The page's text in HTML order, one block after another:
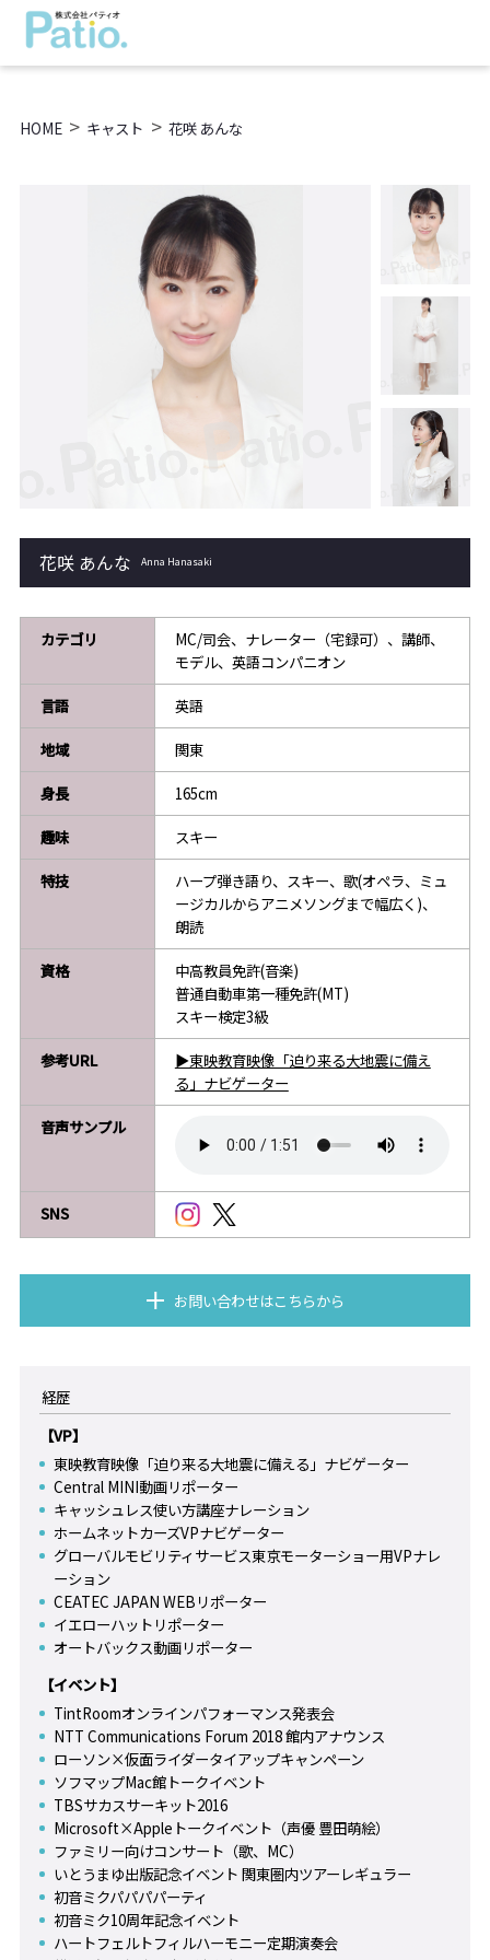
HOME > キャスト > 花咲 あんな
花咲 あんな Anna Hanasaki
カテゴリ
MC/司会、ナレーター（宅録可）、講師、
モデル、英語コンパニオン
言語
英語
地域
関東
身長
165cm
趣味
スキー
特技
ハープ弾き語り、スキー、歌(オペラ、ミュ
ージカルからアニメソングまで幅広く)、
朗読
資格
中高教員免許(音楽)
普通自動車第一種免許(MT)
スキー検定3級
参考URL
▶東映教育映像「迫り来る大地震に備え
る」ナビゲーター
音声サンプル
SNS
お問い合わせはこちらから
経歴
【VP】
東映教育映像「迫り来る大地震に備える」ナビゲーター
Central MINI動画リポーター
キャッシュレス使い方講座ナレーション
ホームネットカーズVPナビゲーター
グローバルモビリティサービス東京モーターショー用VPナレ
ーション
CEATEC JAPAN WEBリポーター
イエローハットリポーター
オートバックス動画リポーター
【イベント】
TintRoomオンラインパフォーマンス発表会
NTT Communications Forum 2018 館内アナウンス
ローソン×仮面ライダータイアップキャンペーン
ソフマップMac館トークイベント
TBSサカスサーキット2016
Microsoft×Appleトークイベント（声優 豊田萌絵）
ファミリー向けコンサート（歌、MC）
いとうまゆ出版記念イベント 関東圏内ツアーレギュラー
初音ミクパパパパーティ
初音ミク10周年記念イベント
ハートフェルトフィルハーモニー定期演奏会